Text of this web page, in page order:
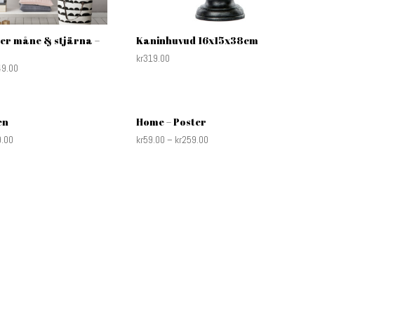
måne & stjärna – Kaninhuvud 16x15x38cm
kr319.00
Home – Poster
kr59.00 – kr259.00